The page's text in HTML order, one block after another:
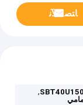
ﺎﺘﺼﻟ ﺍﻶﻧ
,